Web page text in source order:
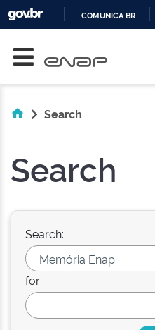
COMUNICA BR
Search
Search
Search:
for